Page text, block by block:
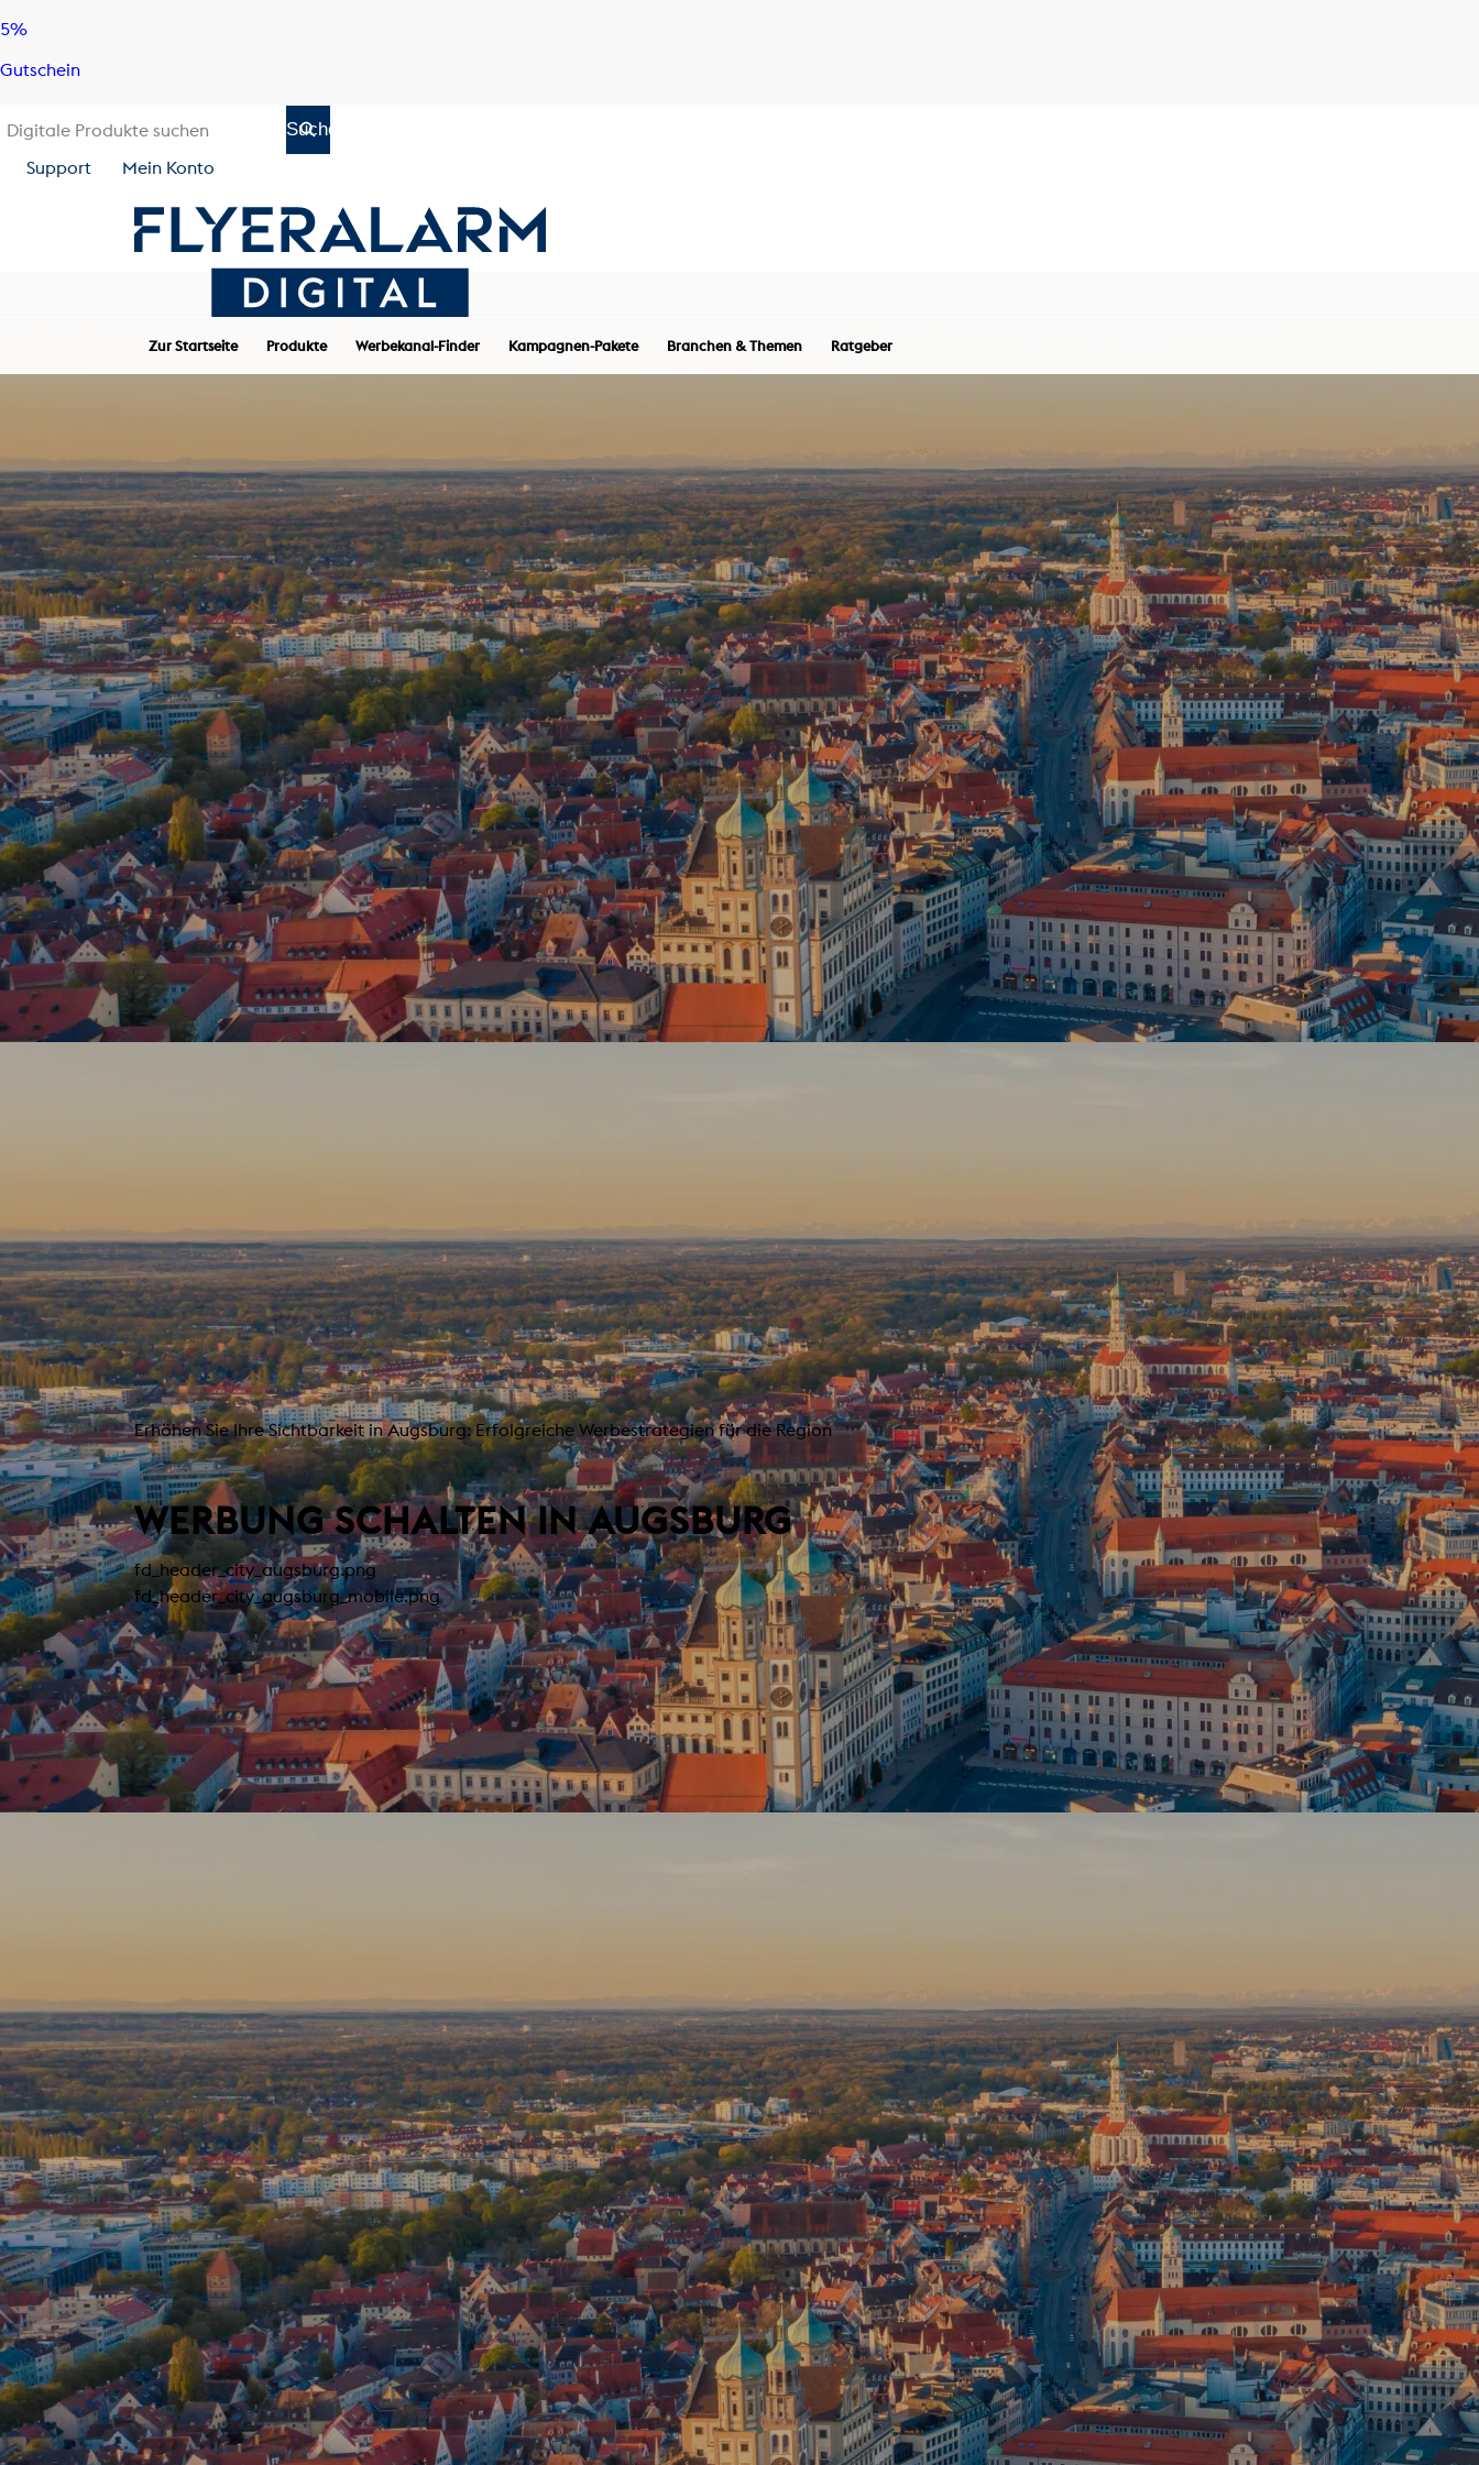
Skip
content
Skip
navigation
5%
Gutschein
Support Mein Konto
Zur Startseite Produkte Werbekanal-Finder Kampagnen-Pakete Branchen & Themen Ratgeber
Erhöhen Sie Ihre Sichtbarkeit in Augsburg: Erfolgreiche Werbestrategien für die Region
WERBUNG SCHALTEN IN AUGSBURG
fd_header_city_augsburg.png
fd_header_city_augsburg_mobile.png